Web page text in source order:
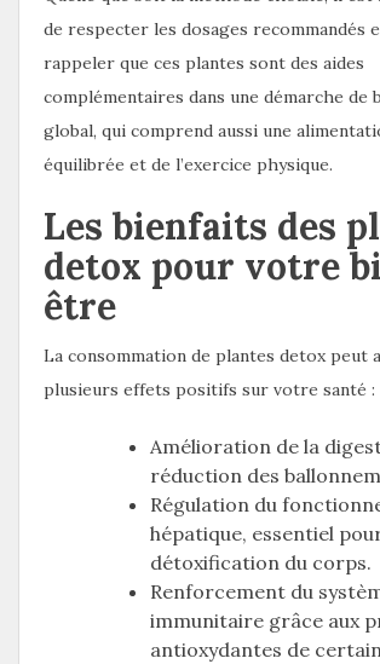
de respecter les dosages recommandés
rappeler que ces plantes sont des aides
complémentaires dans une démarche de
global, qui comprend aussi une
équilibrée et de l’exercice physique.
Les bienfaits des
detox pour votre
être
La consommation de plantes detox peut
plusieurs effets positifs sur votre santé :
Amélioration de la
réduction des
Régulation du
hépatique, essentiel
détoxification du corps.
Renforcement du
immunitaire grâce aux
antioxydantes de